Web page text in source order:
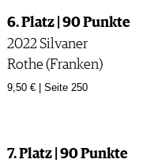
6. Platz | 90 Punkte
2022 Silvaner
Rothe (Franken)
9,50 € | Seite 250
7. Platz | 90 Punkte